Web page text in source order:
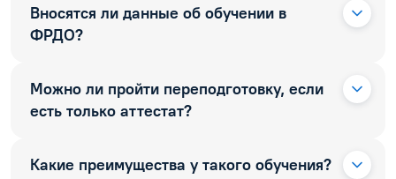
Вносятся ли данные об обучении в
ФРДО?
Можно ли пройти переподготовку, если
есть только аттестат?
Какие преимущества у такого обучения?